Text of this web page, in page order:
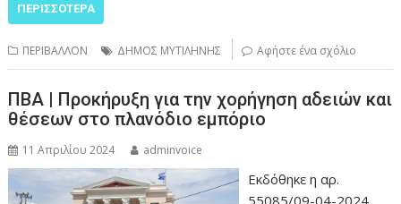
ΠΕΡΙΣΣΌΤΕΡΑ
ΠΕΡΙΒΑΛΛΟΝ ΔΗΜΟΣ ΜΥΤΙΛΗΝΗΣ Αφήστε ένα σχόλιο
ΠΒΑ | Προκήρυξη για την χορήγηση αδειών και
θέσεων στο πλανόδιο εμπόριο
11 Απριλίου 2024 adminvoice
Εκδόθηκε η αρ.